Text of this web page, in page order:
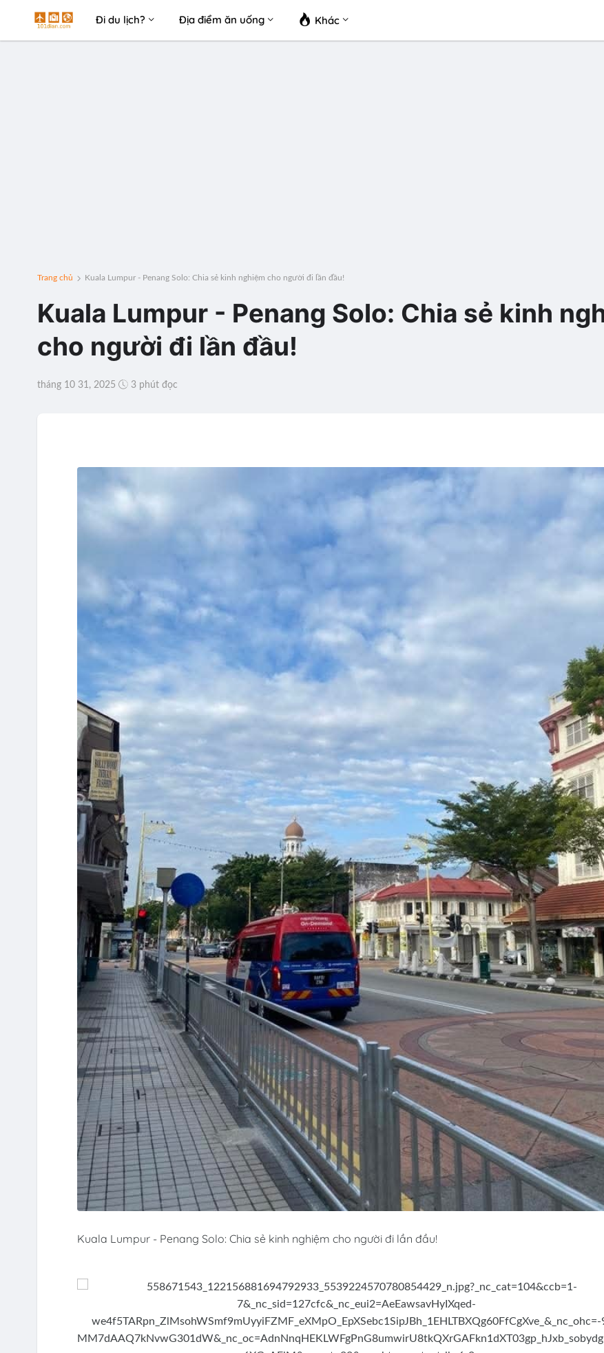
Đi du lịch? Địa điểm ăn uống Khác
Trang chủ Kuala Lumpur - Penang Solo: Chia sẻ kinh nghiệm cho người đi lần đầu!
Kuala Lumpur - Penang Solo: Chia sẻ kinh
cho người đi lần đầu!
tháng 10 31, 2025 3 phút đọc
Kuala Lumpur - Penang Solo: Chia sẻ kinh nghiệm cho người đi lần đầu!